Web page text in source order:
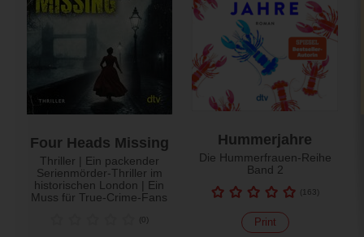
Four Heads Missing
Thriller | Ein packender
Serienmörder-Thriller im
historischen London | Ein
Muss für True-Crime-Fans
(0
Hummerjahre
Die Hummerfrauen-Reihe
Band 2
(163
Print